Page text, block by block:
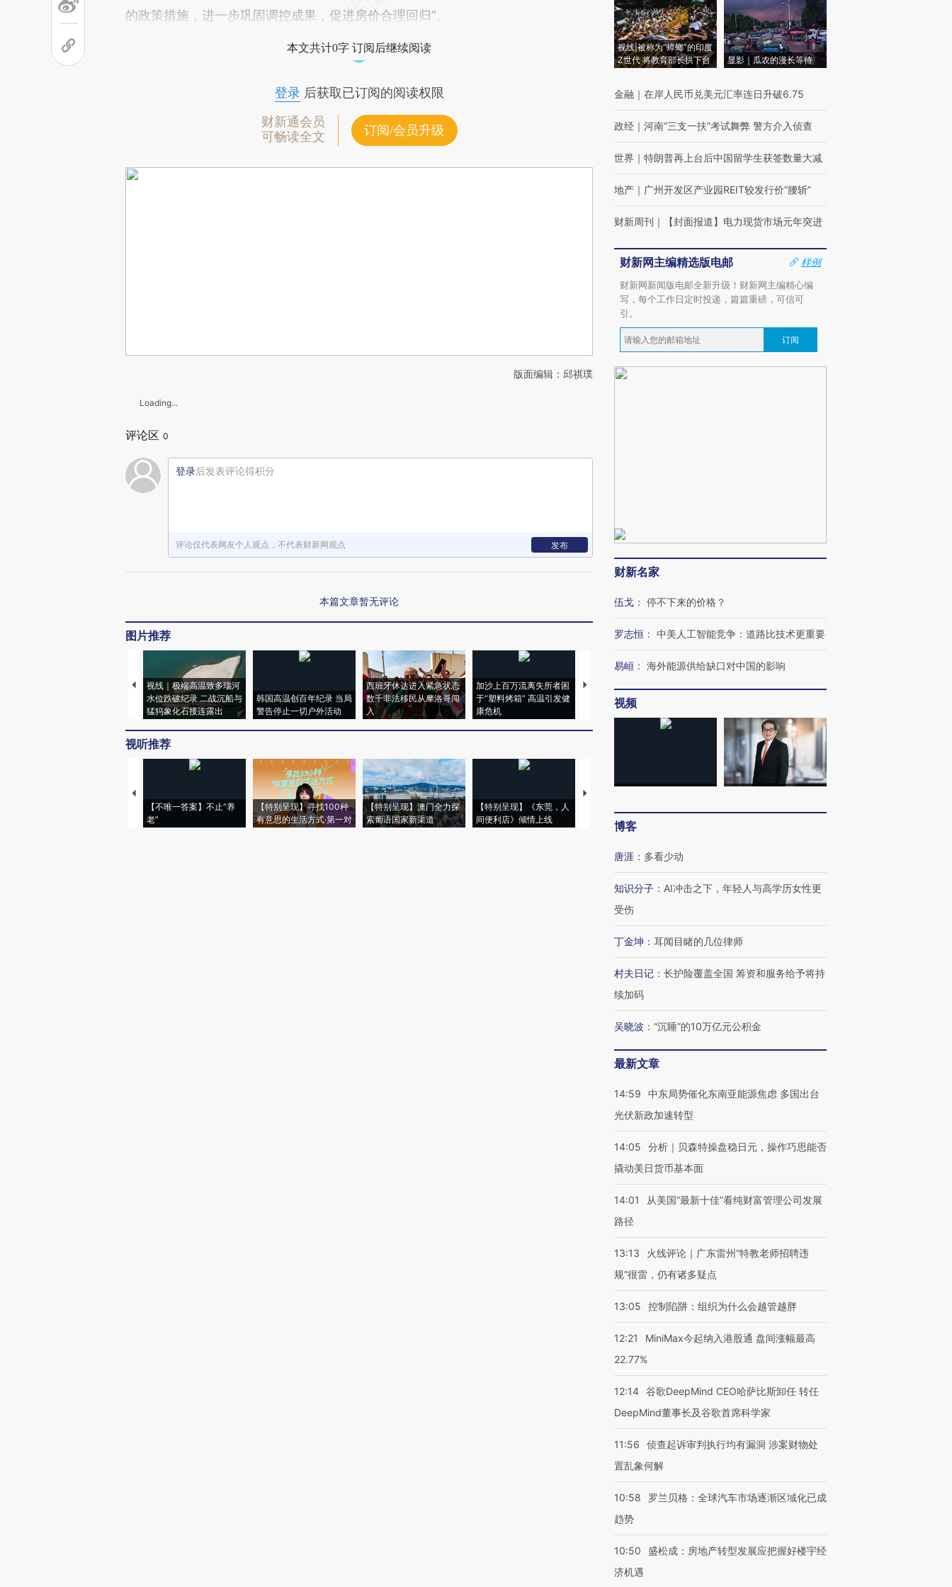
的政策措施，进一步巩固调控成果，促进房价合理回归”。
本文共计0字 订阅后继续阅读
登录后获取已订阅的阅读权限
财新通会员
可畅读全文
订阅/会员升级
版面编辑：邱祺璞
Loading...
评论区 0
登录后发表评论得积分
评论仅代表网友个人观点，不代表财新网观点 发布
本篇文章暂无评论
图片推荐
视线｜极端高温致多瑙河
水位跌破纪录 二战沉船与
猛犸象化石接连露出
韩国高温创百年纪录 当局
警告停止一切户外活动
西班牙休达进入紧急状态
数千非法移民从摩洛哥闯
入
加沙上百万流离失所者困
于“塑料烤箱” 高温引发健
康危机
马航飞行员跨国走私7万
粒摇头丸 尿检体内含3种
视听推荐
【不唯一答案】不止“养
老”
【特别呈现】寻找100种
有意思的生活方式·第一对
【特别呈现】澳门全力探
索葡语国家新渠道
【特别呈现】《东莞，人
间便利店》倾情上线
【推广】走进第四届链博
视线|被称为“蟑螂”的印度
Z世代 将教育部长拱下台
显影｜瓜农的漫长等待
金融 ｜ 在岸人民币兑美元汇率连日升破6.75
政经 ｜ 河南“三支一扶”考试舞弊 警方介入侦查
世界 ｜ 特朗普再上台后中国留学生获签数量大减
地产 ｜ 广州开发区产业园REIT较发行价“腰斩”
财新周刊 ｜ 【封面报道】电力现货市场元年突进
财新网主编精选版电邮
样例
财新网新闻版电邮全新升级！财新网主编精心编
写，每个工作日定时投递，篇篇重磅，可信可
引。
订阅
财新名家
伍戈 ： 停不下来的价格？
罗志恒 ： 中美人工智能竞争：道路比技术更重要
易峘 ： 海外能源供给缺口对中国的影响
视频
博客
唐涯 ： 多看少动
知识分子 ： AI冲击之下，年轻人与高学历女性更
受伤
丁金坤 ： 耳闻目睹的几位律师
村夫日记 ： 长护险覆盖全国 筹资和服务给予将持
续加码
吴晓波 ： “沉睡”的10万亿元公积金
最新文章
14:59
中东局势催化东南亚能源焦虑 多国出台
光伏新政加速转型
14:05
分析｜贝森特操盘稳日元，操作巧思能否
撬动美日货币基本面
14:01
从美国“最新十佳”看纯财富管理公司发展
路径
13:13
火线评论｜广东雷州“特教老师招聘违
规”很雷，仍有诸多疑点
13:05 控制陷阱：组织为什么会越管越胖
12:21
MiniMax今起纳入港股通 盘间涨幅最高
22.77%
12:14 谷歌DeepMind CEO哈萨比斯卸任 转任
DeepMind董事长及谷歌首席科学家
11:56
侦查起诉审判执行均有漏洞 涉案财物处
置乱象何解
10:58
罗兰贝格：全球汽车市场逐渐区域化已成
趋势
10:50
盛松成：房地产转型发展应把握好楼宇经
济机遇